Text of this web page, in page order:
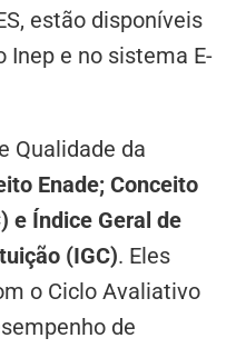
estão disponíveis
Inep e no sistema E-
Qualidade da
Enade; Conceito
e Índice Geral de
(IGC). Eles
o Ciclo Avaliativo
de